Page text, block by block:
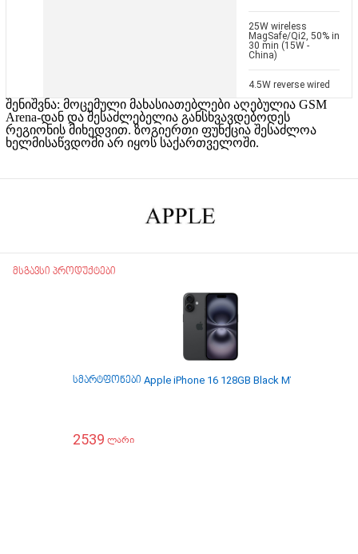
25W wireless
MagSafe/Qi2, 50% in
30 min (15W -
China)
4.5W reverse wired
შენიშვნა: მოცემული მახასიათებლები აღებულია GSM
Arena-დან და შესაძლებელია განსხვავდებოდეს
რეგიონის მიხედვით. ზოგიერთი ფუნქცია შესაძლოა
ხელმისაწვდომი არ იყოს საქართველოში.
მსგავსი პროდუქტები
სმარტფონები Apple iPhone 16 128GB Black MYE73HX/A
2539 ლარი